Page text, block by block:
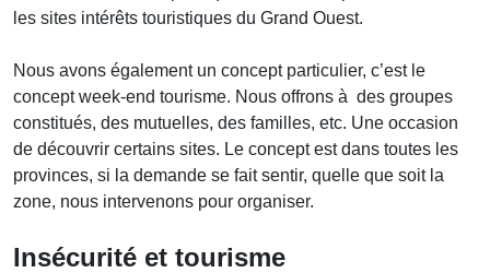
les sites intérêts touristiques du Grand Ouest.
Nous avons également un concept particulier, c’est le
concept week-end tourisme. Nous offrons à des groupes
constitués, des mutuelles, des familles, etc. Une occasion
de découvrir certains sites. Le concept est dans toutes les
provinces, si la demande se fait sentir, quelle que soit la
zone, nous intervenons pour organiser.
Insécurité et tourisme